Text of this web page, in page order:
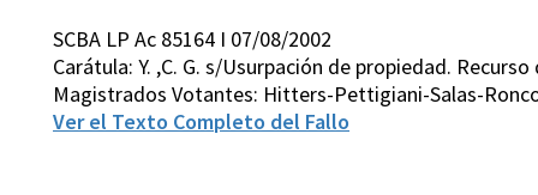
SCBA LP Ac 85164 I 07/08/2002
Carátula: Y. ,C. G. s/Usurpación de propiedad. Recurso
Magistrados Votantes: Hitters-Pettigiani-Salas-
Ver el Texto Completo del Fallo